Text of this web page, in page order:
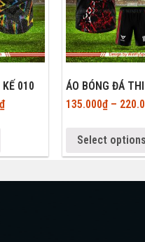
010
₫
ÁO BÓNG ĐÁ
135.000₫–
Select options